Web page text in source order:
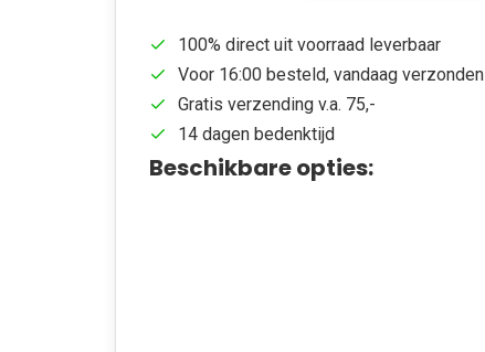
100% direct uit voorraad leverbaar
Voor 16:00 besteld, vandaag verzonden
Gratis verzending v.a. 75,-
14 dagen bedenktijd
Beschikbare opties: